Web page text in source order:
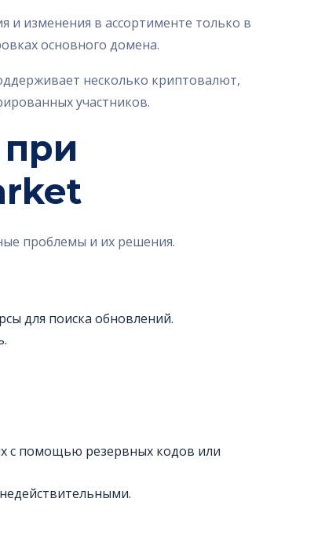
изменения в ассортименте только в
основного домена.
несколько криптовалют,
участников.
проблемы и их решения.
для поиска обновлений.
с помощью резервных кодов или